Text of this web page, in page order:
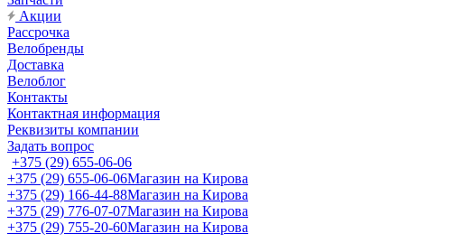
Акции
Рассрочка
Велобренды
Доставка
Велоблог
Контакты
Контактная информация
Реквизиты компании
Задать вопрос
+375 (29) 655-06-06
+375 (29) 655-06-06Магазин на Кирова
+375 (29) 166-44-88Магазин на Кирова
+375 (29) 776-07-07Магазин на Кирова
+375 (29) 755-20-60Магазин на Кирова